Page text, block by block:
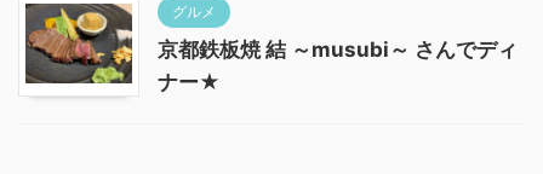
グルメ
京都鉄板焼 結 ～musubi～ さんでディ
ナー★